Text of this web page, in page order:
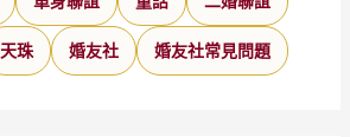
天珠 婚友社 婚友社常見問題